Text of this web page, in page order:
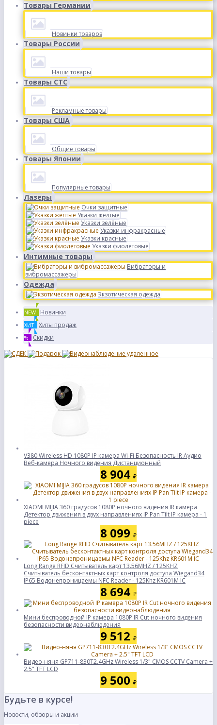
Товары Германии
Новинки товаров
Товары России
Наши товары
Товары СТС
Рекламные товары
Товары США
Общие товары
Товары Японии
Популярные товары
Лазеры
Очки защитные
Указки желтые
Указки зелёные
Указки инфракрасные
Указки красные
Указки фиолетовые
Интимные товары
Вибраторы и
вибромассажеры
Одежда
Экзотическая одежда
NEW Новинки
ХИТ Хиты продаж
% Скидки
V380 Wireless HD 1080P IP камера Wi-Fi Безопасность IR Аудио
Веб-камера Ночного видения Дистанционный
8 904 ₽
XIAOMI MIJIA 360 градусов 1080P ночного видения IR камера
Детектор движения в двух направлениях IP Pan Tilt IP камера - 1
piece
8 099 ₽
Long Range RFID Считыватель карт 13.56MHZ / 125KHZ
Считыватель бесконтактных карт контроля доступа Wiegand34
IP65 Водонепроницаемы NFC Reader - 125Khz KR601M IC
8 694 ₽
Мини беспроводной IP камера 1080P IR Cut ночного видения
безопасности видеонаблюдения
9 512 ₽
Видео-няня GP711-830T2.4GHz Wireless 1/3" CMOS CCTV Camera +
2.5" TFT LСD
9 500 ₽
Будьте в курсе!
Новости, обзоры и акции